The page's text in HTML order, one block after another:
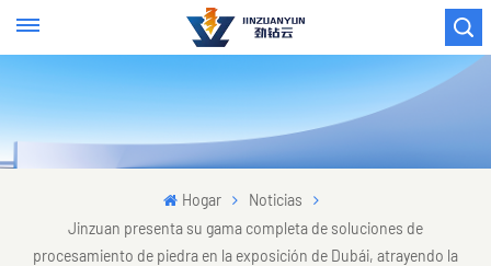
Hogar
Noticias
Jinzuan presenta su gama completa de soluciones de
procesamiento de piedra en la exposición de Dubái, atrayendo la